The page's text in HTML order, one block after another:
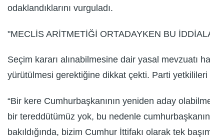
odaklandıklarını vurguladı.
"MECLİS ARİTMETİĞİ ORTADAYKEN BU
Seçim kararı alınabilmesine dair yasal mevzuatı
yürütülmesi gerektiğine dikkat çekti. Parti
“Bir kere Cumhurbaşkanının yeniden aday
bir tereddütümüz yok, bu nedenle
bakıldığında, bizim Cumhur İttifakı olarak tek